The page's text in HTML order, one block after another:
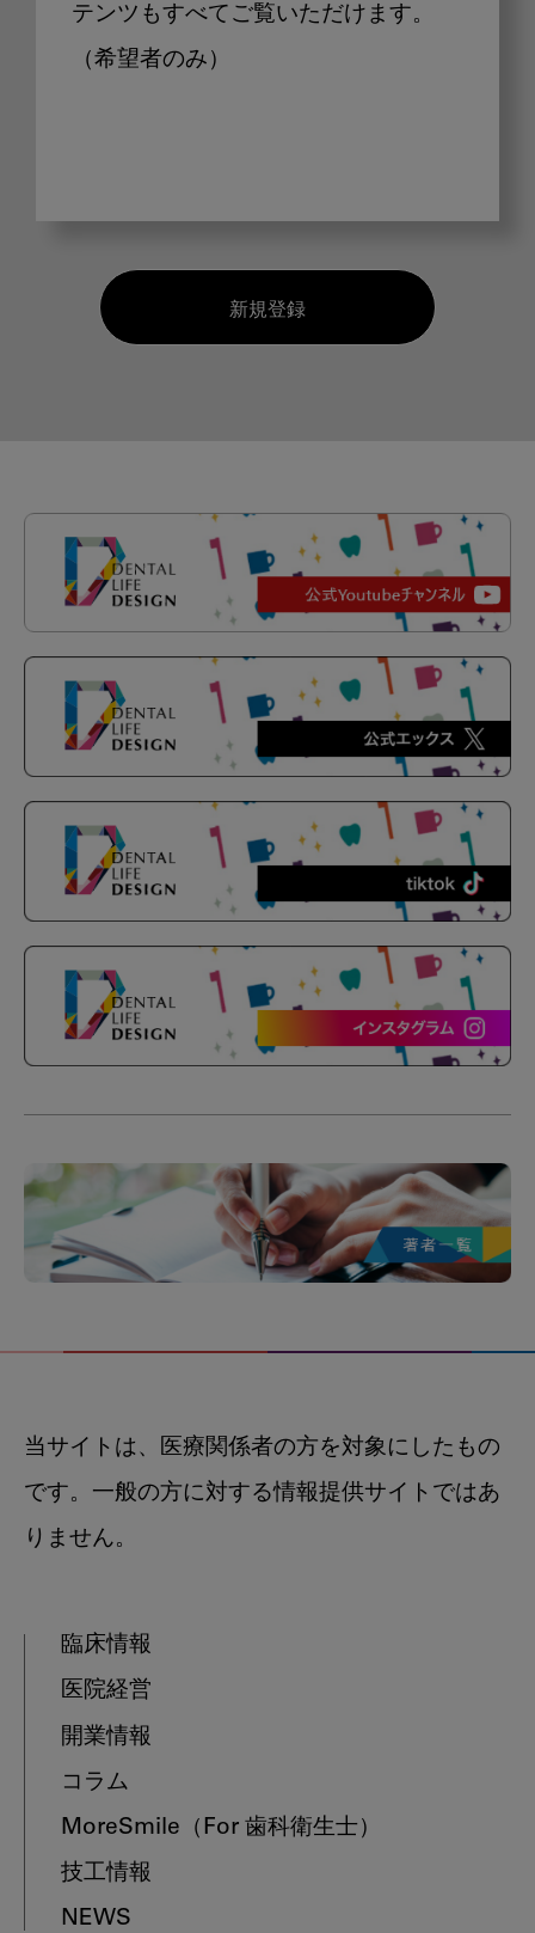
テンツもすべてご覧いただけます。
（希望者のみ）
新規登録
当サイトは、医療関係者の方を対象にしたもの
です。一般の方に対する情報提供サイトではあ
りません。
臨床情報
医院経営
開業情報
コラム
MoreSmile （For 歯科衛生士）
技工情報
NEWS